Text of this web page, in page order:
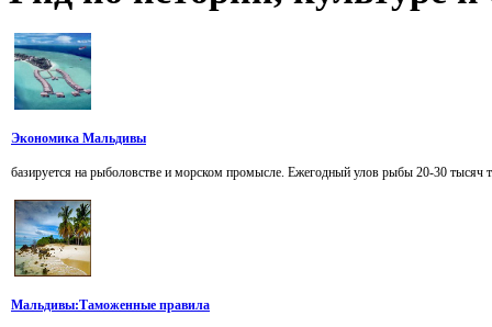
Экономика Мальдивы
базируется на рыболовстве и морском промысле. Ежегодный улов рыбы 20-30
Мальдивы:Таможенные правила